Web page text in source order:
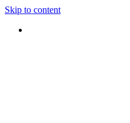
Skip to content